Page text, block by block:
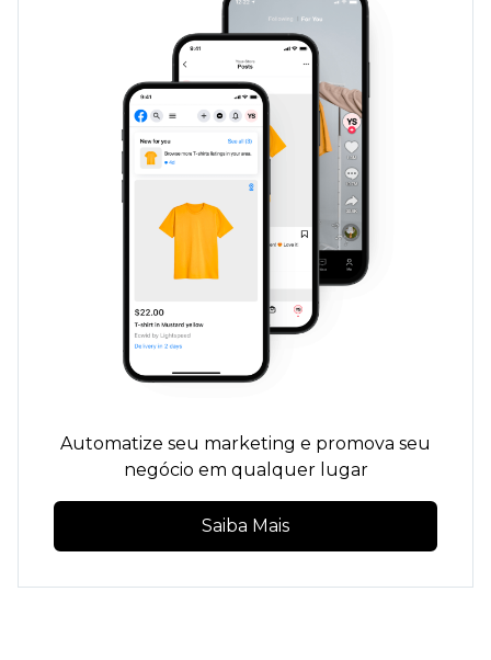
Automatize seu marketing e promova seu
negócio em qualquer lugar
Saiba Mais